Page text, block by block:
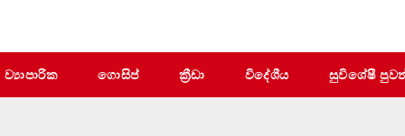
ව්‍යාපාරික ගොසිප් ක්‍රීඩා විදේශීය සුවිශේෂී